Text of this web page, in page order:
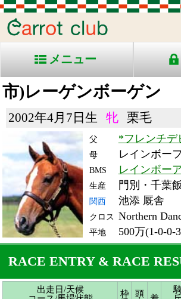
メニュー ログイン
市)レーゲンボーゲン
2002年4月7日生 牝 栗毛
父 *フレンチデピュティ
レインボーファスト
BMS レインボーアンバー
生産
関西 池添 厩舎
クロス Northern Dancer 4x5
平地 500万(1-0-0-3)
RACE ENTRY & RACE RESULTS
出走日/天候
コース/馬場状態
レース名
番 人
着
騎手
斤量
体重
タイム
(着差)
上り
05/5/22 (日) 曇
中京7R 芝2000良
3歳500万下
6
6
11
3
竹之下
54
2:00.9
(0.6)
京都9R 芝1800良
矢車賞
3 6
54
462
(0.4)
35.0